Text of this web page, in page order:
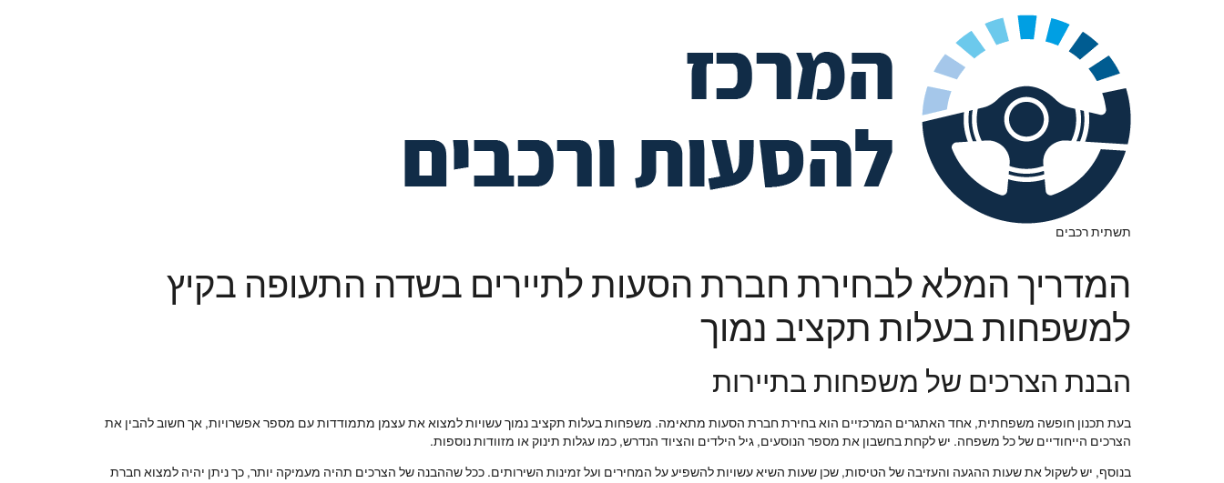
תשתית רכבים
המדריך המלא לבחירת חברת הסעות לתיירים בשדה התעופה בקיץ
למשפחות בעלות תקציב נמוך
הבנת הצרכים של משפחות בתיירות
בעת תכנון חופשה משפחתית, אחד האתגרים המרכזיים הוא בחירת חברת הסעות מתאימה. משפחות בעלות תקציב נמוך עשויות למצוא את עצמן מתמודדות עם מספר אפשרויות, אך חשוב להבין את
הצרכים הייחודיים של כל משפחה. יש לקחת בחשבון את מספר הנוסעים, גיל הילדים והציוד הנדרש, כמו עגלות תינוק או מזוודות נוספות.
בנוסף, יש לשקול את שעות ההגעה והעזיבה של הטיסות, שכן שעות השיא עשויות להשפיע על המחירים ועל זמינות השירותים. ככל שההבנה של הצרכים תהיה מעמיקה יותר, כך ניתן יהיה למצוא חברת